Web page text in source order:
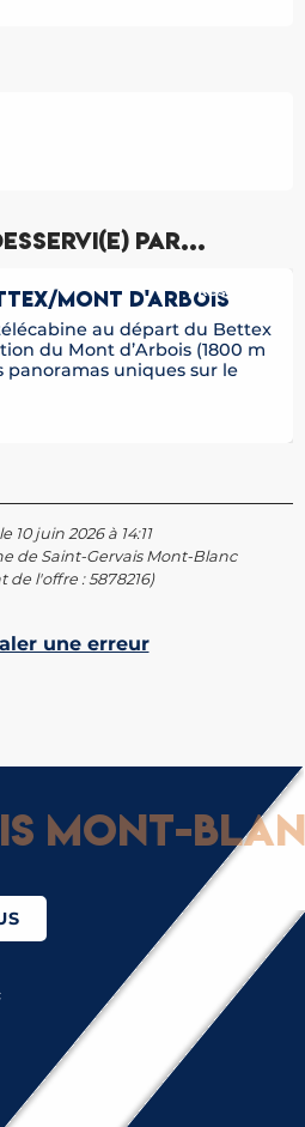
par...
MONT D'ARBOIS
au départ du Bettex
du Mont d’Arbois (1800 m
panoramas uniques sur le
Réservable
10 juin 2026 à 14:11
de Saint-Gervais Mont-Blanc
de l'offre :5878216)
une erreur
Blanc